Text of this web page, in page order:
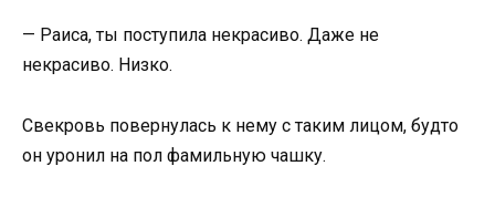
— Раиса, ты поступила некрасиво. Даже не
некрасиво. Низко.
Свекровь повернулась к нему с таким лицом, будто
он уронил на пол фамильную чашку.